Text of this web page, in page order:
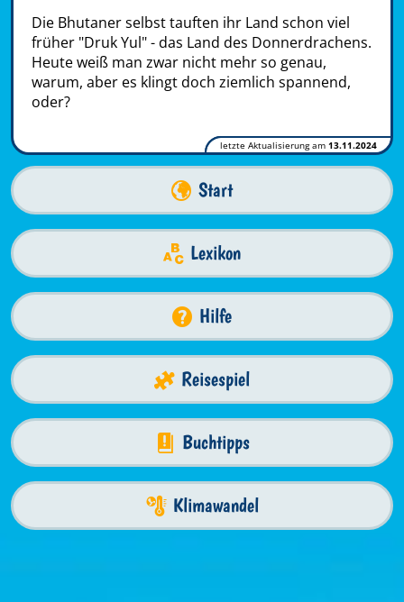
Die Bhutaner selbst tauften ihr Land schon viel
früher "Druk Yul" - das Land des Donnerdrachens.
Heute weiß man zwar nicht mehr so genau,
warum, aber es klingt doch ziemlich spannend,
oder?
letzte Aktualisierung am 13.11.2024
Start
Lexikon
Hilfe
Reisespiel
Buchtipps
Klimawandel